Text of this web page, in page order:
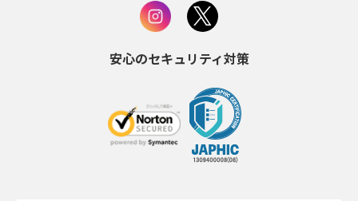
安心のセキュリティ対策